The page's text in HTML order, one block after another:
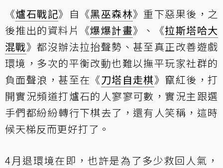
《爐石戰記》自《黑巫森林》重下惡果後，之
後推出的資料片《爆爆計畫》、《拉斯塔哈大
混戰》都沒辦法拉抬聲勢、甚至真正改善遊戲
環境，多次的平衡改動也難以撫平玩家社群的
負面聲浪，甚至在《刀塔自走棋》竄紅後，打
開實況頻道打爐石的人寥寥可數，實況主跟選
手們都紛紛轉行下棋去了，還有人笑稱，這時
候天梯反而更好打了。
4月退環境在即，也許是為了多少救回人氣，